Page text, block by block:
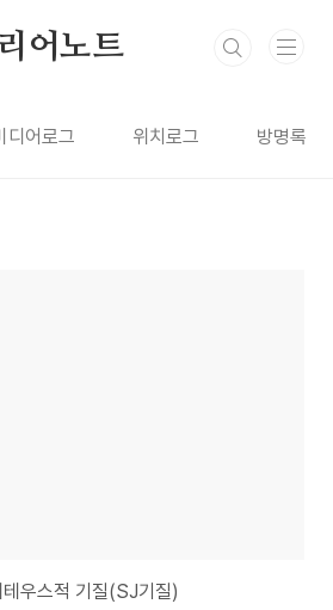
어노트
디어로그 위치로그 방명록
우스적 기질(SJ기질)